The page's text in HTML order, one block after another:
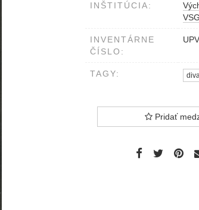
INŠTITÚCIA:
VSG
INVENTÁRNE
ČÍSLO:
TAGY:
Pridať